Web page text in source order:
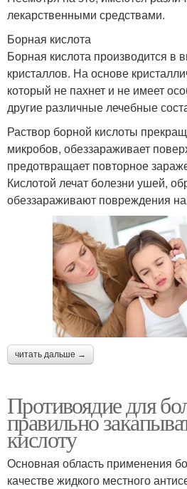
лекарственными средствами.
Борная кислота
Борная кислота производится в
кристаллов. На основе
который не пахнет и не имеет
другие различные лечебные
Раствор борной кислоты
микробов, обеззараживает
предотвращает повторное
Кислотой лечат болезни ушей,
обеззараживают повреждения
читать дальше →
Противоядие для
правильно
кислоту
Основная область применения
качестве жидкого местного